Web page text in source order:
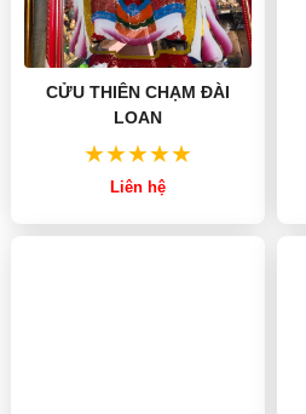
CỬU THIÊN CHẠM ĐÀI
LOAN
Liên hệ